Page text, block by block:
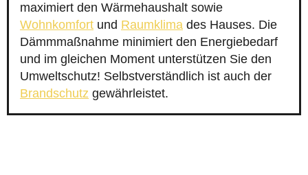
maximiert den Wärmehaushalt sowie
Wohnkomfort und Raumklima des Hauses. Die
Dämmmaßnahme minimiert den Energiebedarf
und im gleichen Moment unterstützen Sie den
Umweltschutz! Selbstverständlich ist auch der
Brandschutz gewährleistet.